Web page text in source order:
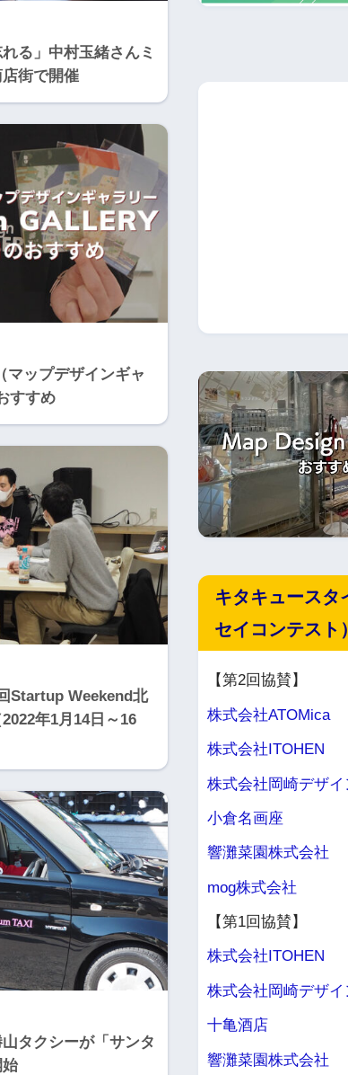
る」中村玉緒さんミ
街で開催
マップデザインギャ
すすめ
Startup Weekend北
年1月14日～16
タクシーが「サンタ
キタキュースタ
セイコンテスト
【第2回協賛】
株式会社ATOMica
株式会社ITOHEN
株式会社岡崎デザイ
小倉名画座
響灘菜園株式会社
mog株式会社
【第1回協賛】
株式会社ITOHEN
株式会社岡崎デザイ
十亀酒店
響灘菜園株式会社